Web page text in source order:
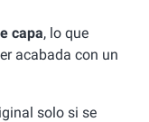
capa, lo que
acabada con un
solo si se